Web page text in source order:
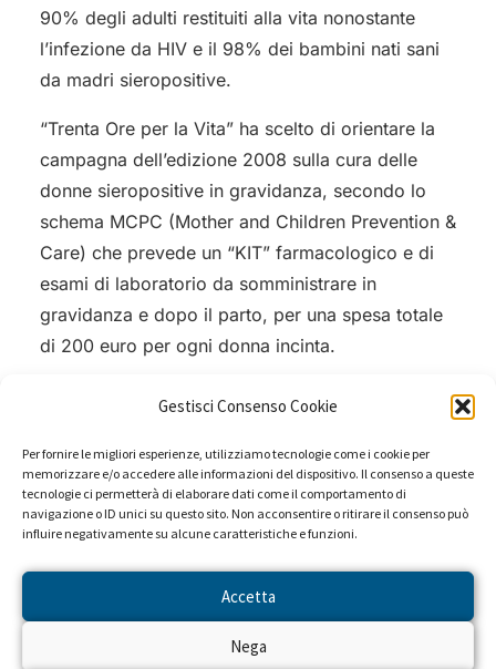
Gestisci Consenso Cookie
Per fornire le migliori esperienze, utilizziamo tecnologie come i cookie per
memorizzare e/o accedere alle informazioni del dispositivo. Il consenso a queste
tecnologie ci permetterà di elaborare dati come il comportamento di
navigazione o ID unici su questo sito. Non acconsentire o ritirare il consenso può
influire negativamente su alcune caratteristiche e funzioni.
Accetta
Nega
90% degli adulti restituiti alla vita nonostante
l’infezione da HIV e il 98% dei bambini nati sani
da madri sieropositive.
“Trenta Ore per la Vita” ha scelto di orientare la
campagna dell’edizione 2008 sulla cura delle
donne sieropositive in gravidanza, secondo lo
schema MCPC (Mother and Children Prevention &
Care) che prevede un “KIT” farmacologico e di
esami di laboratorio da somministrare in
gravidanza e dopo il parto, per una spesa totale
di 200 euro per ogni donna incinta.